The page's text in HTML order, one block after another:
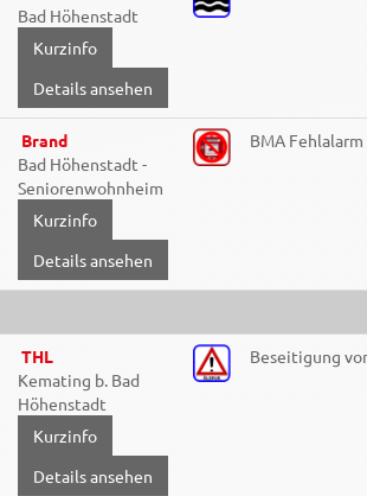
Bad Höhenstadt
Details ansehen
Brand
Bad Höhenstadt -
Seniorenwohnheim
Details ansehen
BMA Fehlalarm
THL
Kemating b. Bad
Höhenstadt
Details ansehen
Beseitigung